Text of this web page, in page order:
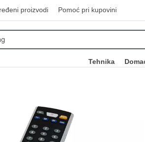
proizvodi Pomoć pri kupovini
Tehnika